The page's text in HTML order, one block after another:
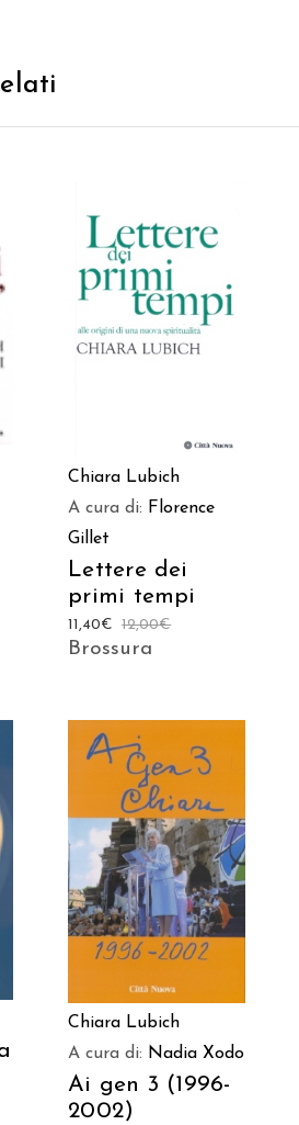
AGGIUNGI AL
CARRELLO
Chiara Lubich
A cura di: Florence
Gillet
Lettere dei
primi tempi
12,00€
11,40€
Brossura
AGGIUNGI AL
CARRELLO
Chiara Lubich
A cura di: Nadia Xodo
Ai gen 3 (1996-
2002)